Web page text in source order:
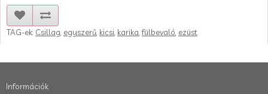
TAG-ek: Csillag egyszerű kicsi karika ,fülbevaló ezüst
Információk